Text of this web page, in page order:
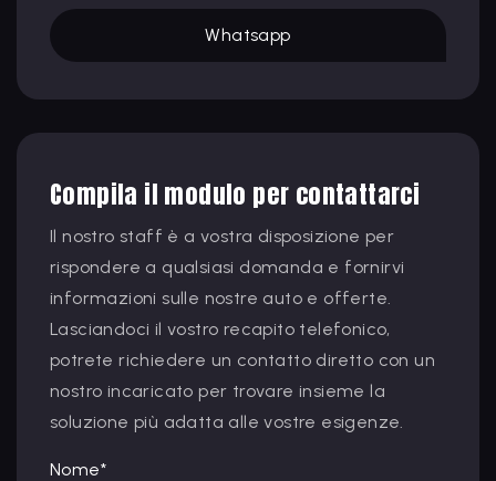
Whatsapp
Compila il modulo per contattarci
Il nostro staff è a vostra disposizione per
rispondere a qualsiasi domanda e fornirvi
informazioni sulle nostre auto e offerte.
Lasciandoci il vostro recapito telefonico,
potrete richiedere un contatto diretto con un
nostro incaricato per trovare insieme la
soluzione più adatta alle vostre esigenze.
Nome*